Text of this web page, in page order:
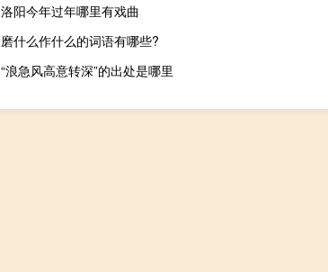
洛阳今年过年哪里有戏曲
磨什么作什么的词语有哪些?
“浪急风高意转深”的出处是哪里